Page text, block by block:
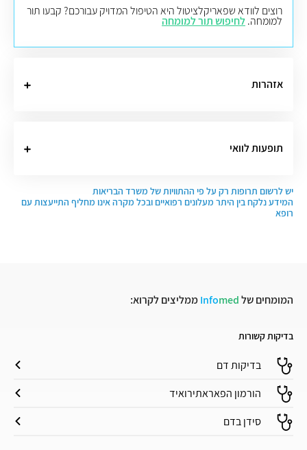
רוצים לוודא שפאריקלציטול היא הטיפול המדויק עבורכם? קבעו תור
למומחה.לחיפוש תור למומחה
אזהרות
תופעות לוואי
יש לרשום תרופות רק על פי ההתוויות של משרד הבריאות
המידע נלקח בין היתר מעלונים רפואיים ובכל מקרה אינו מחליף התייעצות עם
רופא
המומחים של Infomed ממליצים לקרוא:
בדיקות קשורות
בדיקות דם
הורמון הפאראתירואיד
סידן בדם